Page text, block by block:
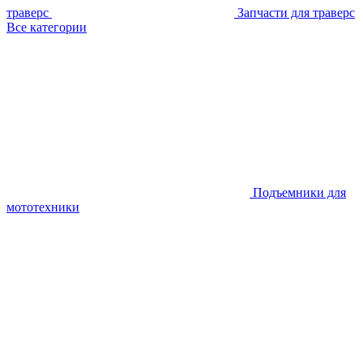
траверс
Запчасти для траверс
Все категории
Подъемники для
мототехники